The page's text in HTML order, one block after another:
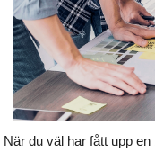
När du väl har fått upp